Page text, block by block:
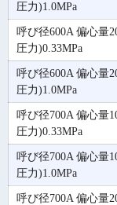
圧力)1.0MPa
呼び径600A 偏心量
圧力)0.33MPa
呼び径600A 偏心量
圧力)1.0MPa
呼び径700A 偏心量
圧力)0.33MPa
呼び径700A 偏心量
圧力)1.0MPa
呼び径700A 偏心量